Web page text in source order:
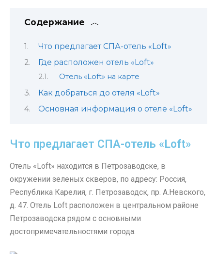
Содержание
Что предлагает СПА-отель «Loft»
Где расположен отель «Loft»
Отель «Loft» на карте
Как добраться до отеля «Loft»
Основная информация о отеле «Loft»
Что предлагает СПА-отель «Loft»
Отель «Loft» находится в Петрозаводске, в
окружении зеленых скверов, по адресу: Россия,
Республика Карелия, г. Петрозаводск, пр. А.Невского,
д. 47. Отель Loft расположен в центральном районе
Петрозаводска рядом с основными
достопримечательностями города.